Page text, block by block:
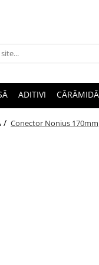
ADITIVI
/ Conector Nonius 170mm